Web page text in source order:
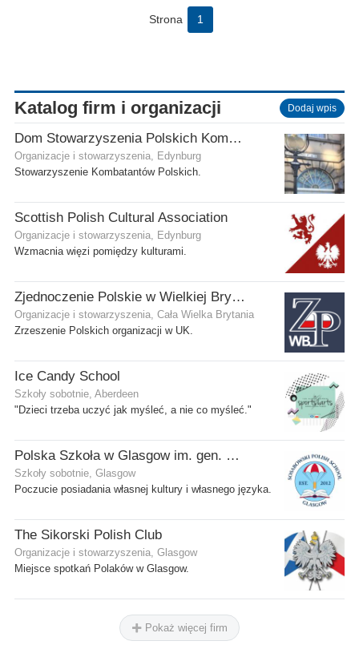
Strona 1
Katalog firm i organizacji Dodaj wpis
Dom Stowarzyszenia Polskich Kombatantów (SPK) w Edynburgu
Organizacje i stowarzyszenia, Edynburg
Stowarzyszenie Kombatantów Polskich.
Scottish Polish Cultural Association
Organizacje i stowarzyszenia, Edynburg
Wzmacnia więzi pomiędzy kulturami.
Zjednoczenie Polskie w Wielkiej Brytanii
Organizacje i stowarzyszenia, Cała Wielka Brytania
Zrzeszenie Polskich organizacji w UK.
Ice Candy School
Szkoły sobotnie, Aberdeen
"Dzieci trzeba uczyć jak myśleć, a nie co myśleć."
Polska Szkoła w Glasgow im. gen. Stanisława Sosabowskiego
Szkoły sobotnie, Glasgow
Poczucie posiadania własnej kultury i własnego języka.
The Sikorski Polish Club
Organizacje i stowarzyszenia, Glasgow
Miejsce spotkań Polaków w Glasgow.
Pokaż więcej firm